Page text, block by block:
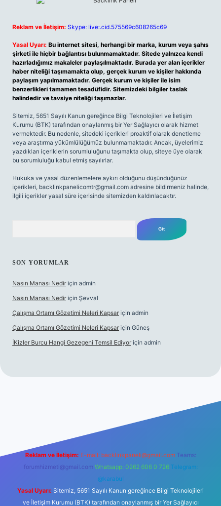
Reklam ve İletişim: Skype: live:.cid.575569c608265c69
Yasal Uyarı: Bu internet sitesi, herhangi bir marka, kurum veya şahıs
şirketi ile hiçbir bağlantısı bulunmamaktadır. Sitede yalnızca kendi
hazırladığımız makaleler paylaşılmaktadır. Burada yer alan içerikler
haber niteliği taşımamakta olup, gerçek kurum ve kişiler hakkında
paylaşım yapılmamaktadır. Gerçek kurum ve kişiler ile isim
benzerlikleri tamamen tesadüfidir. Sitemizdeki bilgiler taslak
halindedir ve tavsiye niteliği taşımazlar.
Sitemiz, 5651 Sayılı Kanun gereğince Bilgi Teknolojileri ve İletişim
Kurumu (BTK) tarafından onaylanmış bir Yer Sağlayıcı olarak hizmet
vermektedir. Bu nedenle, sitedeki içerikleri proaktif olarak denetleme
veya araştırma yükümlülüğümüz bulunmamaktadır. Ancak, üyelerimiz
yazdıkları içeriklerin sorumluluğunu taşımakta olup, siteye üye olarak
bu sorumluluğu kabul etmiş sayılırlar.
Hukuka ve yasal düzenlemelere aykırı olduğunu düşündüğünüz
içerikleri, backlinkpanelicomtr@gmail.com adresine bildirmeniz halinde,
ilgili içerikler yasal süre içerisinde sitemizden kaldırılacaktır.
SON YORUMLAR
Nasın Manası Nedir için admin
Nasın Manası Nedir için Şevval
Çalışma Ortamı Gözetimi Neleri Kapsar için admin
Çalışma Ortamı Gözetimi Neleri Kapsar için Güneş
İKizler Burcu Hangi Gezegeni Temsil Ediyor için admin
Reklam ve İletişim: E-mail: backlinkpaneli@gmail.com Teams:
forumhizmeti@gmail.com Whatsapp: 0262 606 0 726 Telegram:
@karabul
Yasal Uyarı: Sitemiz, 5651 Sayılı Kanun gereğince Bilgi Teknolojileri
ve İletişim Kurumu (BTK) tarafından onaylanmış bir Yer Sağlayıcı